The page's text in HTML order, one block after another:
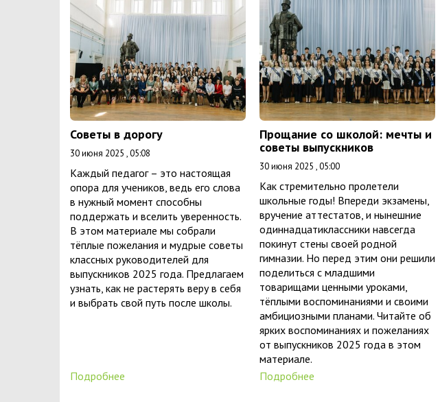
Советы в дорогу
30 июня 2025 , 05:08
Каждый педагог – это настоящая
опора для учеников, ведь его слова
в нужный момент способны
поддержать и вселить уверенность.
В этом материале мы собрали
тёплые пожелания и мудрые советы
классных руководителей для
выпускников 2025 года. Предлагаем
узнать, как не растерять веру в себя
и выбрать свой путь после школы.
Подробнее
Прощание со школой: мечты и
советы выпускников
30 июня 2025 , 05:00
Как стремительно пролетели
школьные годы! Впереди экзамены,
вручение аттестатов, и нынешние
одиннадцатиклассники навсегда
покинут стены своей родной
гимназии. Но перед этим они решили
поделиться с младшими
товарищами ценными уроками,
тёплыми воспоминаниями и своими
амбициозными планами. Читайте об
ярких воспоминаниях и пожеланиях
от выпускников 2025 года в этом
материале.
Подробнее